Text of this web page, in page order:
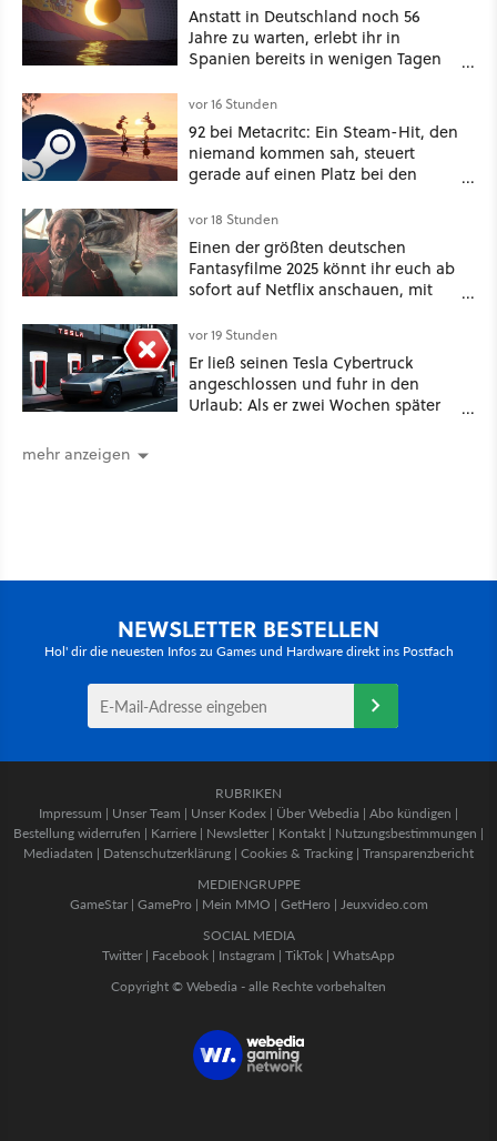
Anstatt in Deutschland noch 56
Jahre zu warten, erlebt ihr in
Spanien bereits in wenigen Tagen
vor 16 Stunden
92 bei Metacritc: Ein Steam-Hit, den
niemand kommen sah, steuert
gerade auf einen Platz bei den
vor 18 Stunden
Einen der größten deutschen
Fantasyfilme 2025 könnt ihr euch ab
sofort auf Netflix anschauen, mit
vor 19 Stunden
Er ließ seinen Tesla Cybertruck
angeschlossen und fuhr in den
Urlaub: Als er zwei Wochen später
mehr anzeigen
NEWSLETTER BESTELLEN
Hol' dir die neuesten Infos zu Games und Hardware direkt ins Postfach
RUBRIKEN
Impressum | Unser Team | Unser Kodex | Über Webedia | Abo kündigen |
Bestellung widerrufen | Karriere | Newsletter | Kontakt | Nutzungsbestimmungen |
Mediadaten | Datenschutzerklärung | Cookies & Tracking | Transparenzbericht
MEDIENGRUPPE
GameStar| GamePro | Mein MMO | GetHero | Jeuxvideo.com
SOCIAL MEDIA
Twitter | Facebook | Instagram | TikTok | WhatsApp
Copyright © Webedia - alle Rechte vorbehalten